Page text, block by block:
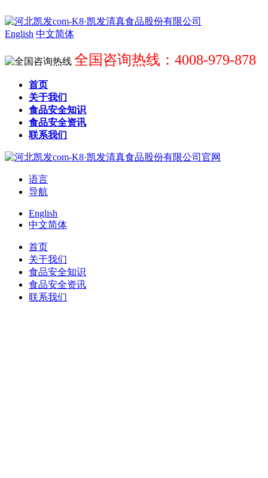
English 中文简体
全国咨询热线：4008-979-878
首页
关于我们
食品安全知识
食品安全资讯
联系我们
语言
导航
English
中文简体
首页
关于我们
食品安全知识
食品安全资讯
联系我们